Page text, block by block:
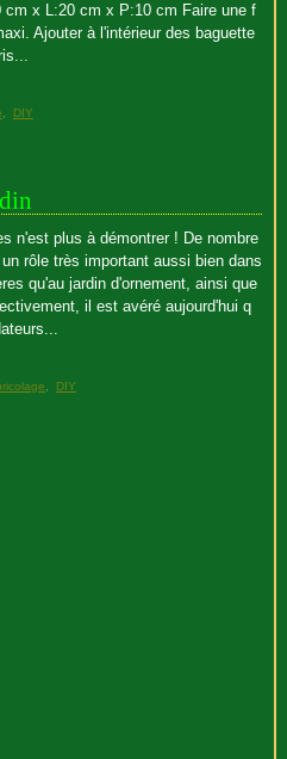
cm x L:20 cm x P:10 cm Faire une f
Ajouter à l'intérieur des baguette
DIY
n'est plus à démontrer ! De nombre
rôle très important aussi bien dans
qu'au jardin d'ornement, ainsi que
il est avéré aujourd'hui q
DIY